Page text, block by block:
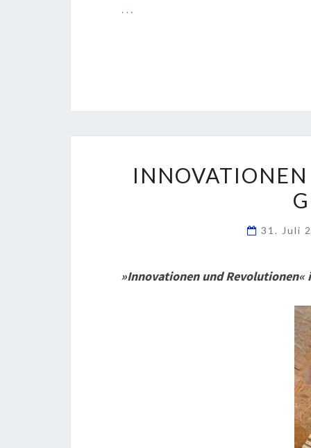
…
31. Juli
»Innovationen und